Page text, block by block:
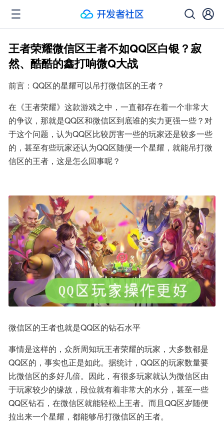
王者荣耀微信区王者不如QQ区白银？寂
然、酷酷的鑫打响微Q大战
前言：QQ区的星耀可以吊打微信区的王者？
在《王者荣耀》这款游戏之中，一直都存在着一个非常大
的争议，那就是QQ区和微信区到底谁的实力更强一些？对
于这个问题，认为QQ区比较厉害一些的玩家还是较多一些
的，甚至有些玩家还认为QQ区随便一个星耀，就能吊打微
信区的王者，这是怎么回事呢？
微信区的王者也就是QQ区的钻石水平
事情是这样的，众所周知玩王者荣耀的玩家，大多数都是
QQ区的，事实也正是如此。据统计，QQ区的玩家数量要
比微信区的多好几倍。因此，有很多玩家就认为微信区由
于玩家较少的缘故，段位就有着非常大的水分，甚至一些
QQ区钻石，在微信区就能轻松上王者。而且QQ区岁随便
拉出来一个星耀，都能够吊打微信区的王者。